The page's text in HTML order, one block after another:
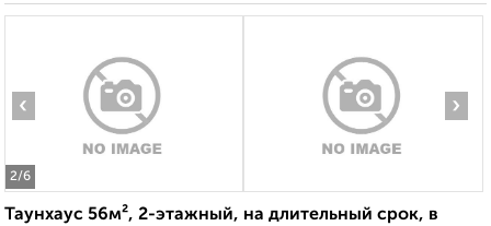
2/6
‹ ›
Таунхаус 56м², 2-этажный, на длительный срок, в